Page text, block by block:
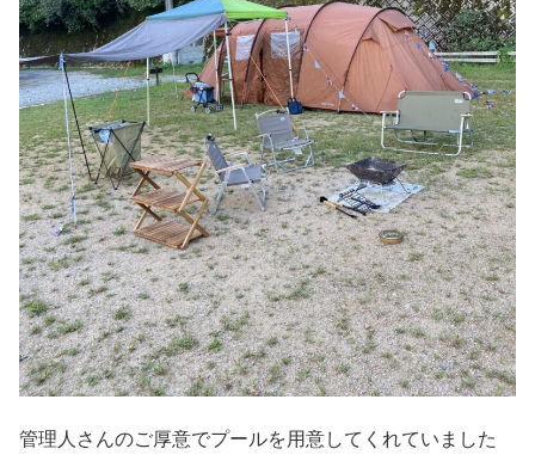
管理人さんのご厚意でプールを用意してくれていました